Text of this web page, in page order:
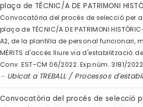
plaça de TÈCNIC/A DE PATRIMONI
Convocatòria del procés de selecció per
plaça de TÈCNIC/A DE PATRIMONI
A2, de la plantilla de personal funcionari,
MÈRITS d'accés lliure via d'estabilització
Conv. EST-CM 06/2022. Exp.núm. 3181/
Ubicat a TREBALL / Processos
Convocatòria del procés de selecció